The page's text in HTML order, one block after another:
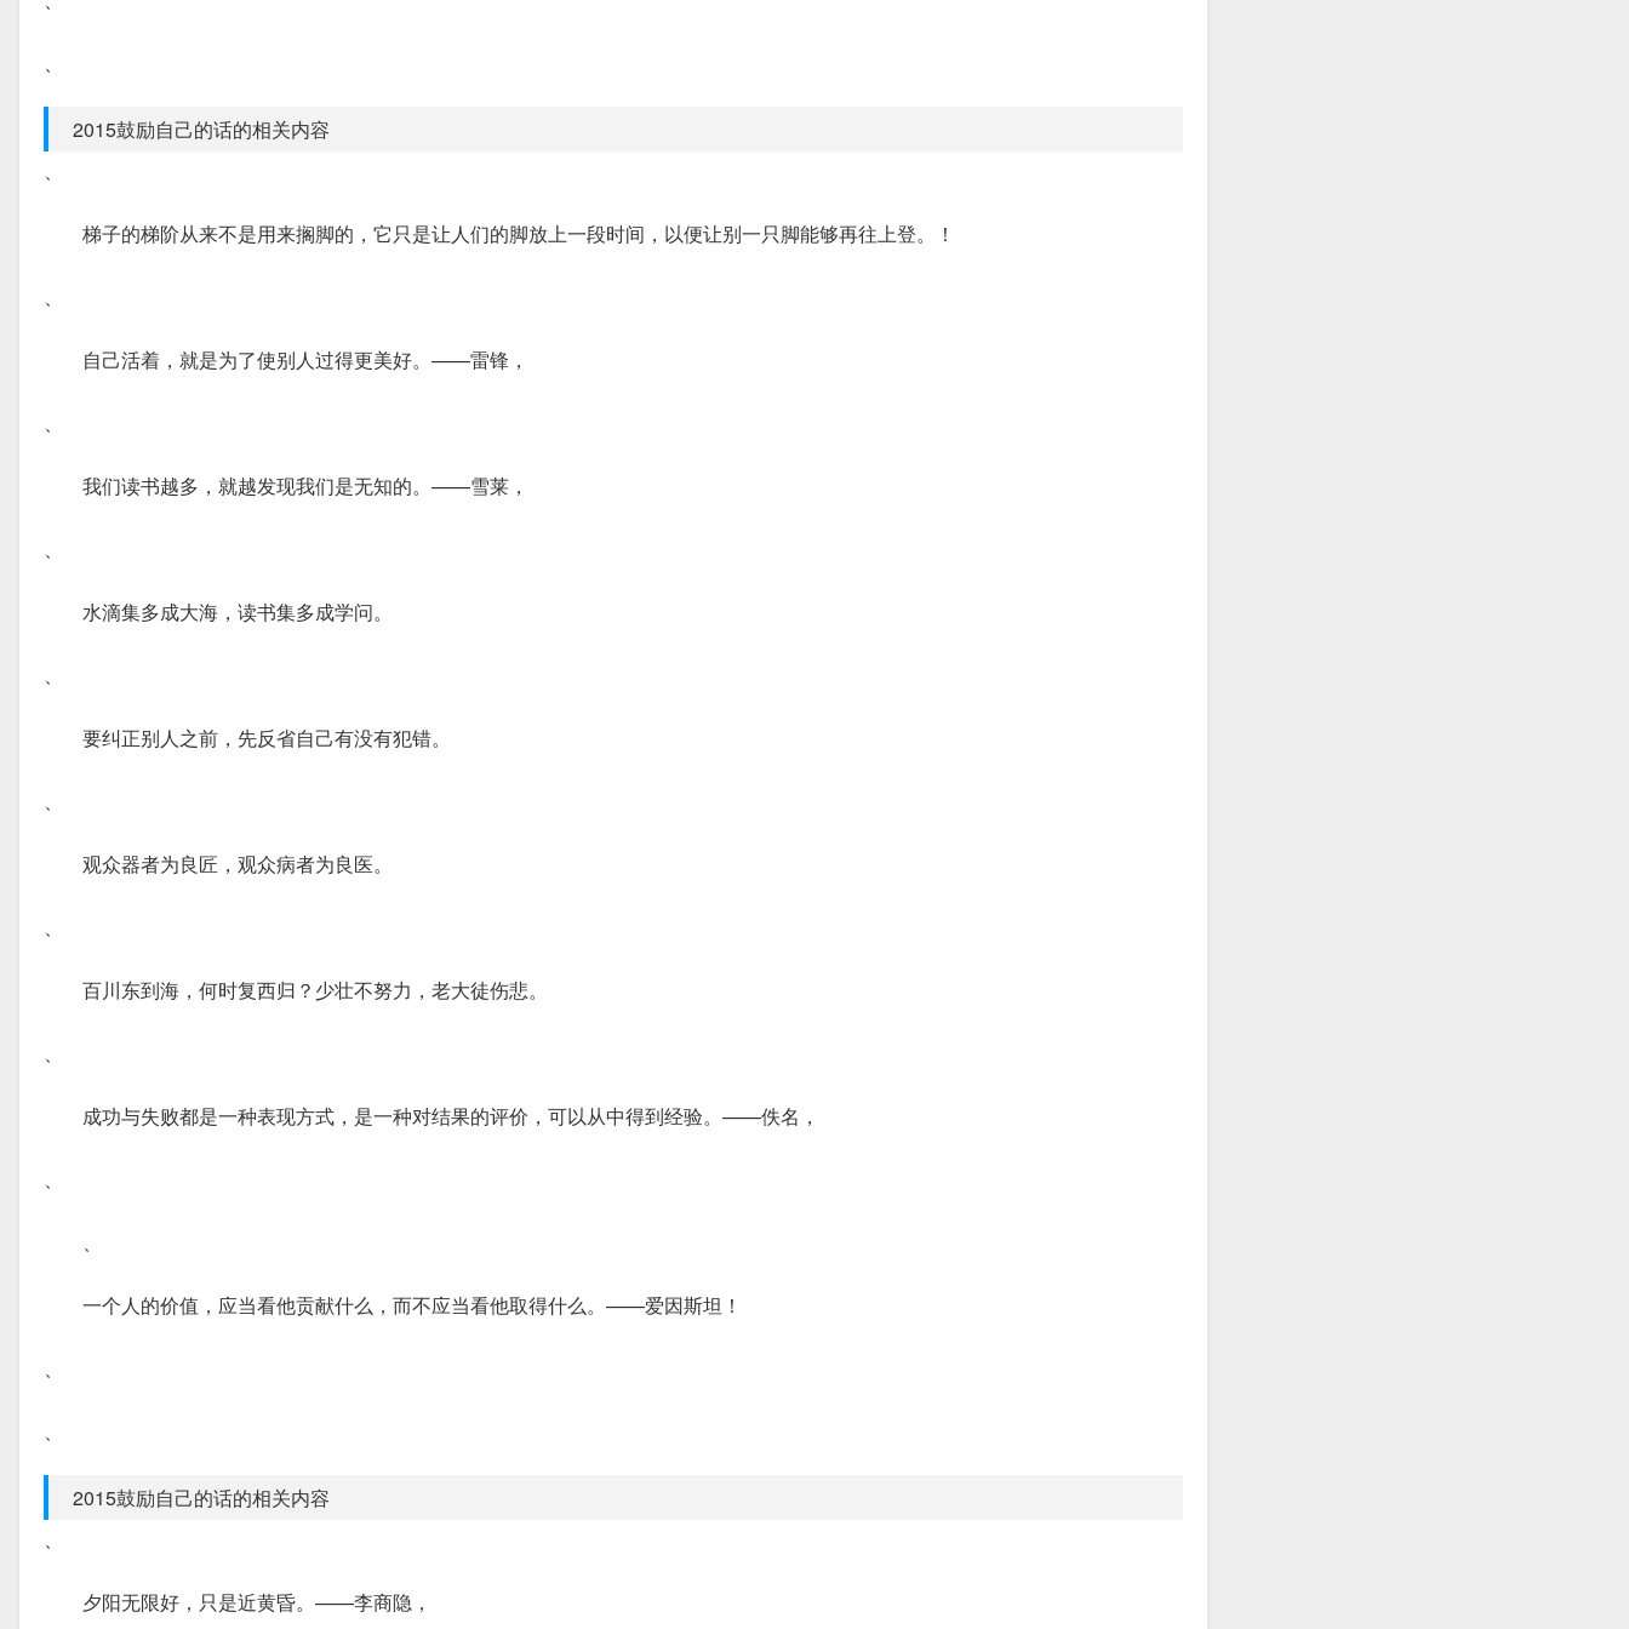
、
2015鼓励自己的话的相关内容
、
梯子的梯阶从来不是用来搁脚的，它只是让人们的脚放上一段时间，以便让别一只脚能够再往上登。！
、
自己活着，就是为了使别人过得更美好。——雷锋，
、
我们读书越多，就越发现我们是无知的。——雪莱，
、
水滴集多成大海，读书集多成学问。
、
要纠正别人之前，先反省自己有没有犯错。
、
观众器者为良匠，观众病者为良医。
、
百川东到海，何时复西归？少壮不努力，老大徒伤悲。
、
成功与失败都是一种表现方式，是一种对结果的评价，可以从中得到经验。——佚名，
、
、
一个人的价值，应当看他贡献什么，而不应当看他取得什么。——爱因斯坦！
、
、
2015鼓励自己的话的相关内容
、
夕阳无限好，只是近黄昏。——李商隐，